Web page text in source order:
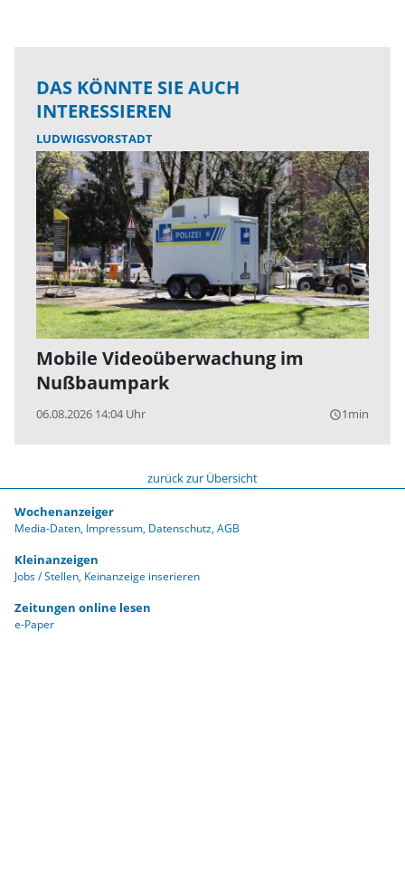
DAS KÖNNTE SIE AUCH
INTERESSIEREN
LUDWIGSVORSTADT
Mobile Videoüberwachung im
Nußbaumpark
06.08.2026 14:04 Uhr query_builder1min
zurück zur Übersicht
Wochenanzeiger
Media-Daten Impressum Datenschutz AGB
Kleinanzeigen
Jobs / Stellen Keinanzeige inserieren
Zeitungen online lesen
e-Paper